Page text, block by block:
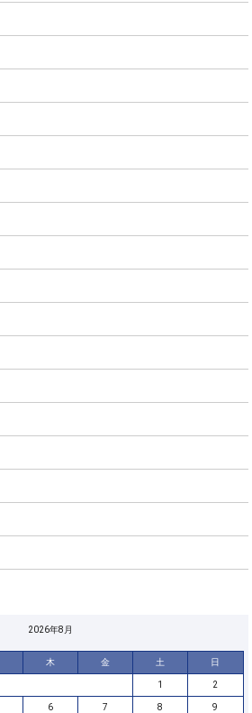
2026年8月
木 金 土 日
1 2
6 7 8 9